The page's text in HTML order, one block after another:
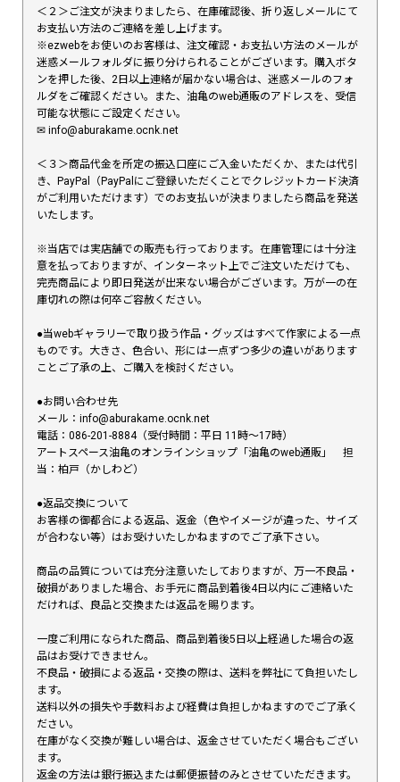
＜２＞ご注文が決まりましたら、在庫確認後、折り返しメールにて
お支払い方法のご連絡を差し上げます。
※ezwebをお使いのお客様は、注文確認・お支払い方法のメールが
迷惑メールフォルダに振り分けられることがございます。購入ボタ
ンを押した後、2日以上連絡が届かない場合は、迷惑メールのフォ
ルダをご確認ください。また、油亀のweb通販のアドレスを、受信
可能な状態にご設定ください。
✉︎ info@aburakame.ocnk.net
＜３＞商品代金を所定の振込口座にご入金いただくか、または代引
き、PayPal（PayPalにご登録いただくことでクレジットカード決済
がご利用いただけます）でのお支払いが決まりましたら商品を発送
いたします。
※当店では実店舗での販売も行っております。在庫管理には十分注
意を払っておりますが、インターネット上でご注文いただけても、
完売商品により即日発送が出来ない場合がございます。万が一の在
庫切れの際は何卒ご容赦ください。
●当webギャラリーで取り扱う作品・グッズはすべて作家による一点
ものです。大きさ、色合い、形には一点ずつ多少の違いがあります
ことご了承の上、ご購入を検討ください。
●お問い合わせ先
メール：info@aburakame.ocnk.net
電話：086-201-8884（受付時間：平日 11時〜17時）
アートスペース油亀のオンラインショップ「油亀のweb通販」 担
当：柏戸（かしわど）
●返品交換について
お客様の御都合による返品、返金（色やイメージが違った、サイズ
が合わない等）はお受けいたしかねますのでご了承下さい。
商品の品質については充分注意いたしておりますが、万一不良品・
破損がありました場合、お手元に商品到着後4日以内にご連絡いた
だければ、良品と交換または返品を賜ります。
一度ご利用になられた商品、商品到着後5日以上経過した場合の返
品はお受けできません。
不良品・破損による返品・交換の際は、送料を弊社にて負担いたし
ます。
送料以外の損失や手数料および経費は負担しかねますのでご了承く
ださい。
在庫がなく交換が難しい場合は、返金させていただく場合もござい
ます。
返金の方法は銀行振込または郵便振替のみとさせていただきます。